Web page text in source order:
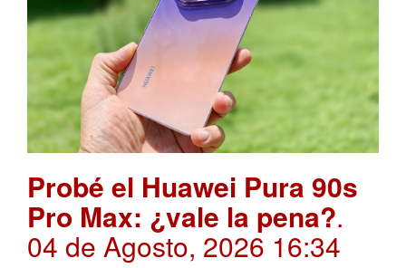
Probé el Huawei Pura 90s
Pro Max: ¿vale la pena?.
04 de Agosto, 2026 16:34